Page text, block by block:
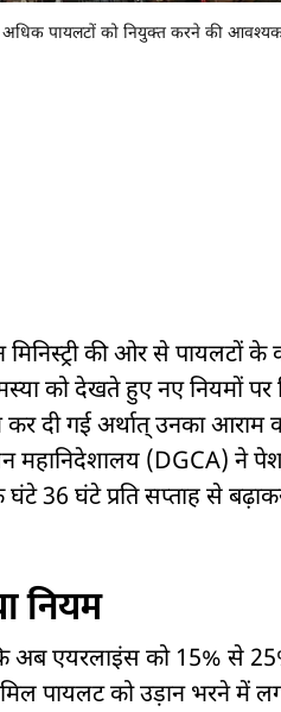
पायलटों को नियुक्त करने की
की ओर से पायलटों
को देखते हुए नए नियमों पर
दी गई अर्थात् उनका आराम
महानिदेशालय (DGCA) ने
36 घंटे प्रति सप्ताह से
नियम
अब एयरलाइंस को 15% से
पायलट को उड़ान भरने में